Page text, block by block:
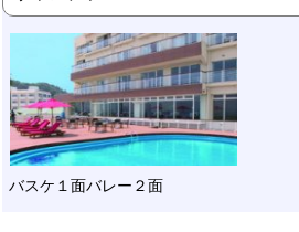
バスケ１面バレー２面